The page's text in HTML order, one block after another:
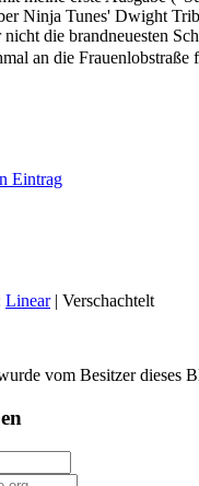
Ninja Tunes' Dwight
die brandneuesten
an die Frauenlobstraße
Eintrag
Linear| Verschachtelt
vom Besitzer dieses